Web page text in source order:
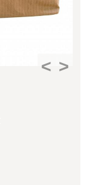
< >